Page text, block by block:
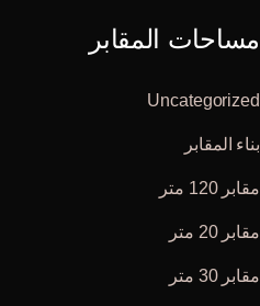
مساحات المقابر
Uncategorized
بناء المقابر
مقابر 120 متر
مقابر 20 متر
مقابر 30 متر